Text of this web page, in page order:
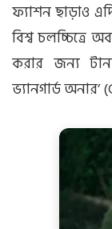
ফ্যাশন ছাড়াও
বিশ্ব চলচ্চিত্রে
করার জন্য
ভ্যানগার্ড